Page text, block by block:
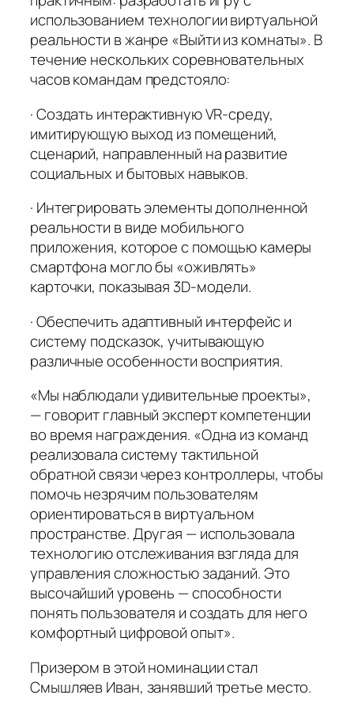
использованием технологии виртуальной
реальности в жанре «Выйти из комнаты». В
течение нескольких соревновательных
часов командам предстояло:
· Создать интерактивную VR-среду,
имитирующую выход из помещений,
сценарий, направленный на развитие
социальных и бытовых навыков.
· Интегрировать элементы дополненной
реальности в виде мобильного
приложения, которое с помощью камеры
смартфона могло бы «оживлять»
карточки, показывая 3D-модели.
· Обеспечить адаптивный интерфейс и
систему подсказок, учитывающую
различные особенности восприятия.
«Мы наблюдали удивительные проекты»,
— говорит главный эксперт компетенции
во время награждения. «Одна из команд
реализовала систему тактильной
обратной связи через контроллеры, чтобы
помочь незрячим пользователям
ориентироваться в виртуальном
пространстве. Другая — использовала
технологию отслеживания взгляда для
управления сложностью заданий. Это
высочайший уровень — способности
понять пользователя и создать для него
комфортный цифровой опыт».
Призером в этой номинации стал
Смышляев Иван, занявший третье место.